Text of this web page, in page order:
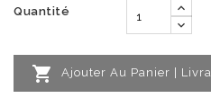
Quantité
 Ajouter Au Panier |